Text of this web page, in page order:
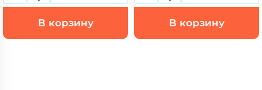
В корзину В корзину